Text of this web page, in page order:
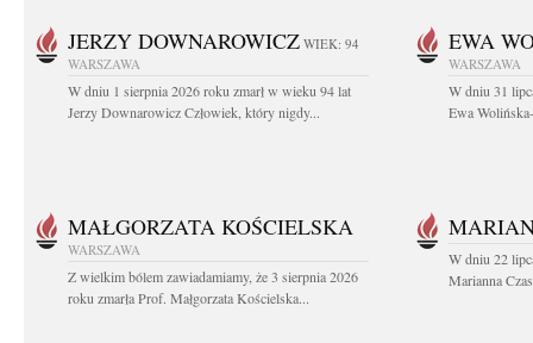
JERZY DOWNAROWICZ WIEK: 94
WARSZAWA
W dniu 1 sierpnia 2026 roku zmarł w wieku 94 lat
Jerzy Downarowicz Człowiek, który nigdy...
EWA
WARSZAWA
W dniu 31
Ewa
MAŁGORZATA KOŚCIELSKA
WARSZAWA
Z wielkim bólem zawiadamiamy, że 3 sierpnia 2026
roku zmarła Prof. Małgorzata Kościelska...
W dniu 22
Marianna